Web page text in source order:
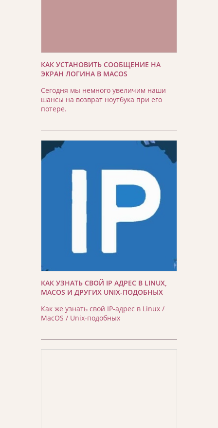
КАК УСТАНОВИТЬ СООБЩЕНИЕ НА
ЭКРАН ЛОГИНА В MACOS
Сегодня мы немного увеличим наши
шансы на возврат ноутбука при его
потере.
КАК УЗНАТЬ СВОЙ IP АДРЕС В LINUX,
MACOS И ДРУГИХ UNIX-ПОДОБНЫХ
Как же узнать свой IP-адрес в Linux /
MacOS / Unix-подобных